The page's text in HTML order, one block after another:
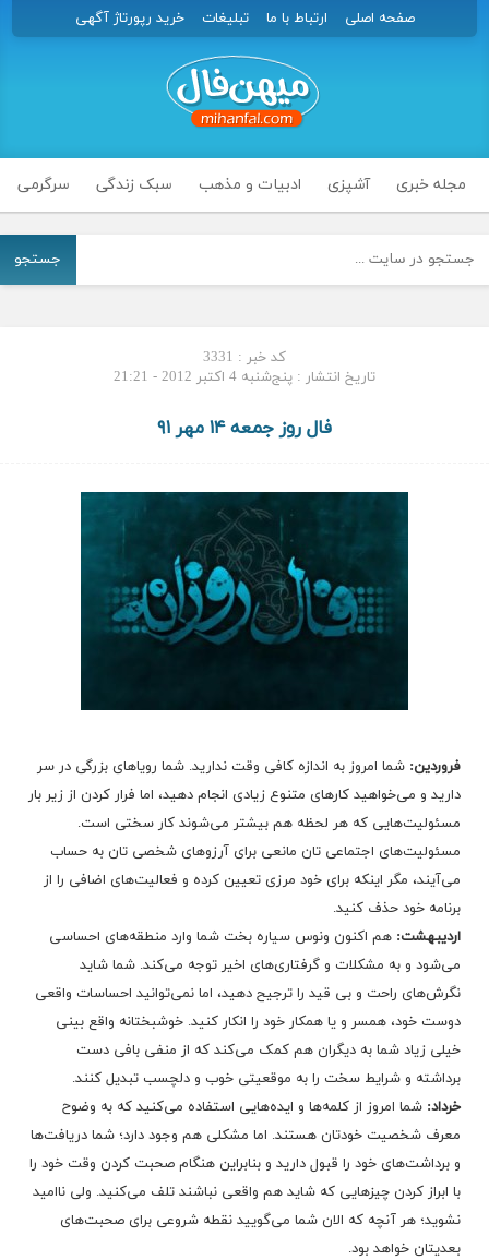
صفحه اصلی ارتباط با ما تبلیغات خرید رپورتاژ آگهی
مجله خبری آشپزی ادبیات و مذهب سبک زندگی سرگرمی
جستجو
کد خبر : 3331
تاریخ انتشار : پنج‌شنبه 4 اکتبر 2012 - 21:21
فال روز جمعه ۱۴ مهر ۹۱
فروردین: شما امروز به اندازه کافی وقت ندارید. شما رویاهای بزرگی در سر
دارید و می‌خواهید کارهای متنوع زیادی انجام دهید، اما فرار کردن از زیر بار
مسئولیت‌هایی که هر لحظه هم بیشتر می‌شوند کار سختی است.
مسئولیت‌های اجتماعی تان مانعی برای آرزوهای شخصی تان به حساب
می‌آیند، مگر اینکه برای خود مرزی تعیین کرده و فعالیت‌های اضافی را از
برنامه خود حذف کنید.
اردیبهشت: هم اکنون ونوس سیاره بخت شما وارد منطقه‌های احساسی
می‌شود و به مشکلات و گرفتاری‌های اخیر توجه می‌کند. شما شاید
نگرش‌های راحت و بی قید را ترجیح دهید، اما نمی‌توانید احساسات واقعی
دوست خود، همسر و یا همکار خود را انکار کنید. خوشبختانه واقع بینی
خیلی زیاد شما به دیگران هم کمک می‌کند که از منفی بافی دست
برداشته و شرایط سخت را به موقعیتی خوب و دلچسب تبدیل کنند.
خرداد: شما امروز از کلمه‌ها و ایده‌هایی استفاده می‌کنید که به وضوح
معرف شخصیت خودتان هستند. اما مشکلی هم وجود دارد؛ شما دریافت‌ها
و برداشت‌های خود را قبول دارید و بنابراین هنگام صحبت کردن وقت خود را
با ابراز کردن چیزهایی که شاید هم واقعی نباشند تلف می‌کنید. ولی ناامید
نشوید؛ هر آنچه که الان شما می‌گویید نقطه شروعی برای صحبت‌های
بعدیتان خواهد بود.